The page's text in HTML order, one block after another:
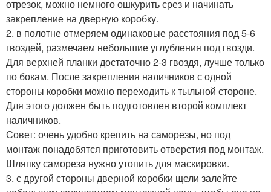
отрезок, можно немного ошкурить срез и начинать
закрепление на дверную коробку.
2. в полотне отмеряем одинаковые расстояния под 5-6
гвоздей, размечаем небольшие углубления под гвозди.
Для верхней планки достаточно 2-3 гвоздя, лучше только
по бокам. После закрепления наличников с одной
стороны коробки можно переходить к тыльной стороне.
Для этого должен быть подготовлен второй комплект
наличников.
Совет: очень удобно крепить на саморезы, но под
монтаж понадобятся приготовить отверстия под монтаж.
Шляпку самореза нужно утопить для маскировки.
3. с другой стороны дверной коробки щели залейте